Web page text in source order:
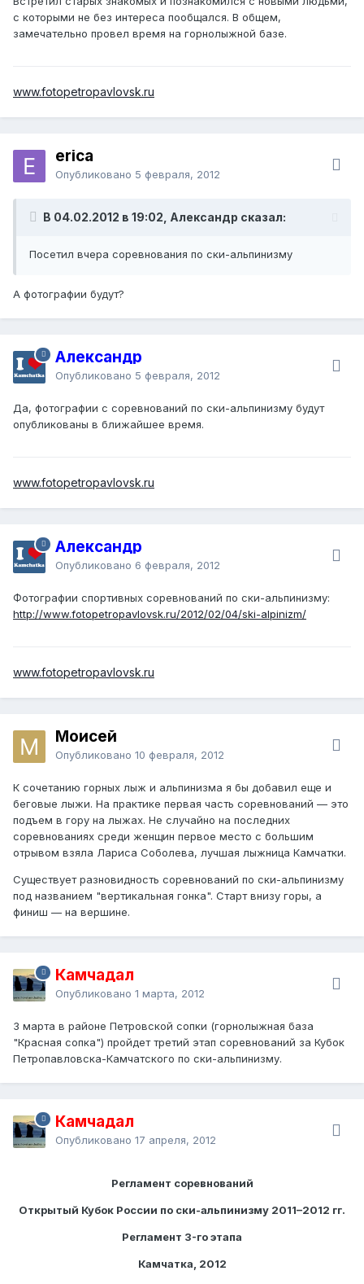
с которыми не без интереса пообщался. В общем,
замечательно провел время на горнолыжной базе.
www.fotopetropavlovsk.ru
erica
Опубликовано 5 февраля, 2012
В 04.02.2012 в 19:02, Александр сказал:
Посетил вчера соревнования по ски-альпинизму
А фотографии будут?
Александр
Опубликовано 5 февраля, 2012
Да, фотографии с соревнований по ски-альпинизму будут
опубликованы в ближайшее время.
www.fotopetropavlovsk.ru
Александр
Опубликовано 6 февраля, 2012
Фотографии спортивных соревнований по ски-альпинизму:
http://www.fotopetropavlovsk.ru/2012/02/04/ski-alpinizm/
www.fotopetropavlovsk.ru
Моисей
Опубликовано 10 февраля, 2012
К сочетанию горных лыж и альпинизма я бы добавил еще и
беговые лыжи. На практике первая часть соревнований — это
подъем в гору на лыжах. Не случайно на последних
соревнованиях среди женщин первое место с большим
отрывом взяла Лариса Соболева, лучшая лыжница Камчатки.
Существует разновидность соревнований по ски-альпинизму
под названием "вертикальная гонка". Старт внизу горы, а
финиш — на вершине.
Камчадал
Опубликовано 1 марта, 2012
3 марта в районе Петровской сопки (горнолыжная база
"Красная сопка") пройдет третий этап соревнований за Кубок
Петропавловска-Камчатского по ски-альпинизму.
Камчадал
Опубликовано 17 апреля, 2012
Регламент соревнований
Открытый Кубок России по ски-альпинизму 2011–2012 гг.
Регламент 3-го этапа
Камчатка, 2012